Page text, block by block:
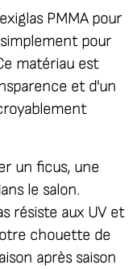
PMMA pour
pour
matériau est
et d'un
un ficus, une
le salon.
résiste aux UV et
chouette de
après saison